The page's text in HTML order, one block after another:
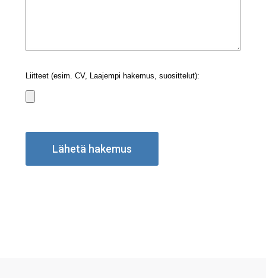
Liitteet (esim. CV, Laajempi hakemus, suosittelut):